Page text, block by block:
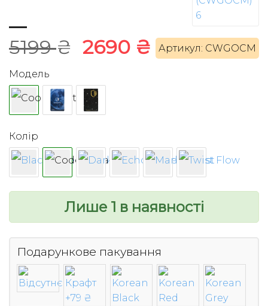
Артикул: CWGOCM
5199₴ Оригінальна
5199 ₴.
2690 ₴Поточна
ціна:
Модель
Колір
Лише 1 в наявності
Подарункове пакування